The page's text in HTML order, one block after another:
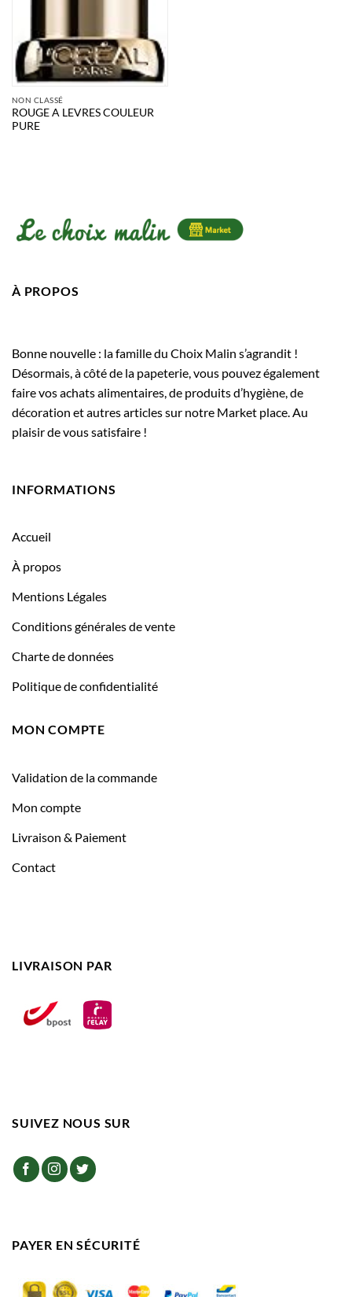
NON CLASSÉ
ROUGE A LEVRES COULEUR
PURE
À PROPOS
Bonne nouvelle : la famille du Choix Malin s’agrandit !
Désormais, à côté de la papeterie, vous pouvez également
faire vos achats alimentaires, de produits d’hygiène, de
décoration et autres articles sur notre Market place. Au
plaisir de vous satisfaire !
INFORMATIONS
Accueil
À propos
Mentions Légales
Conditions générales de vente
Charte de données
Politique de confidentialité
MON COMPTE
Validation de la commande
Mon compte
Livraison & Paiement
Contact
LIVRAISON PAR
SUIVEZ NOUS SUR
PAYER EN SÉCURITÉ